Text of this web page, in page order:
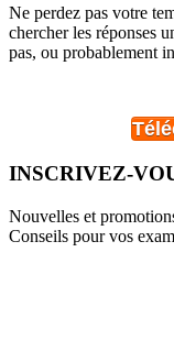
Ne perdez pas votre
chercher les réponses
pas, ou probablement
INSCRIVEZ-
Nouvelles et
Conseils pour vos